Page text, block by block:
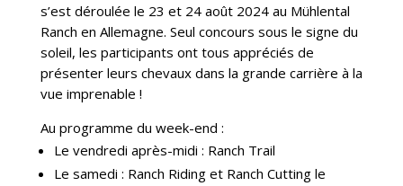
s’est déroulée le 23 et 24 août 2024 au Mühlental
Ranch en Allemagne. Seul concours sous le signe du
soleil, les participants ont tous appréciés de
présenter leurs chevaux dans la grande carrière à la
vue imprenable !
Au programme du week-end :
Le vendredi après-midi : Ranch Trail
Le samedi : Ranch Riding et Ranch Cutting le